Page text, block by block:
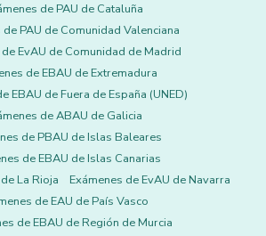
de PAU de Cataluña
de PAU de Comunidad Valenciana
de EvAU de Comunidad de Madrid
de EBAU de Extremadura
EBAU de Fuera de España (UNED)
de ABAU de Galicia
de PBAU de Islas Baleares
de EBAU de Islas Canarias
La Rioja
Exámenes de EvAU de Navarra
de EAU de País Vasco
de EBAU de Región de Murcia